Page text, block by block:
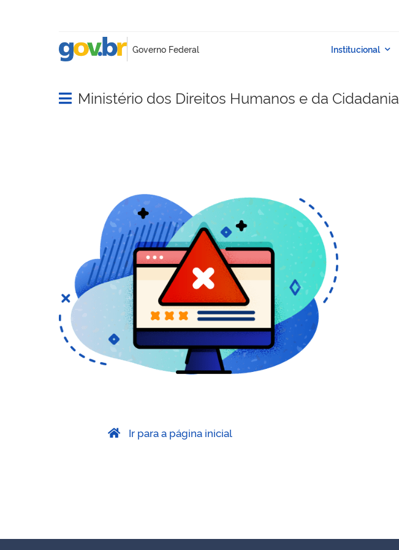
Abrir menu principal de navegação
Ministério dos Direitos Humanos e da Cidadania
Ir para a página inicial